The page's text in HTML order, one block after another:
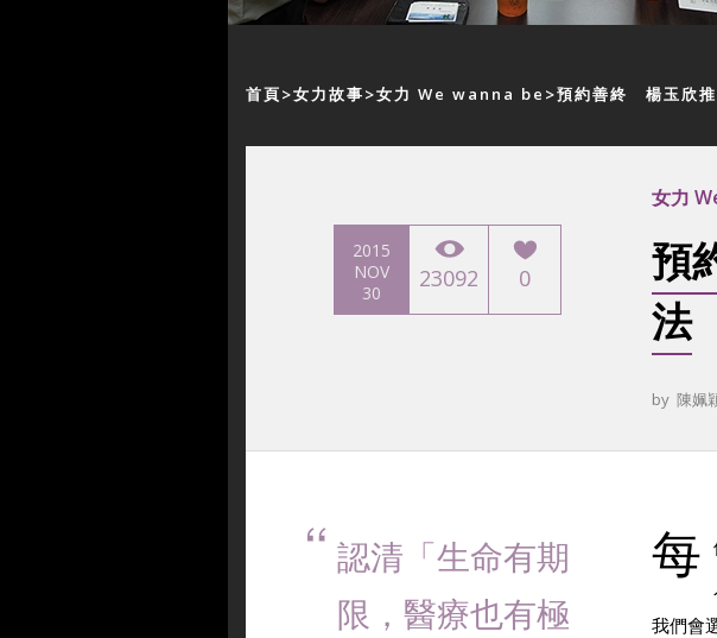
首頁 女力故事 女力 We wanna be 預約善終 楊玉欣推
2015
NOV
30
23092 0
女力
預
法
by 陳姵
認清「生命有期
限，醫療也有極
每
我們會